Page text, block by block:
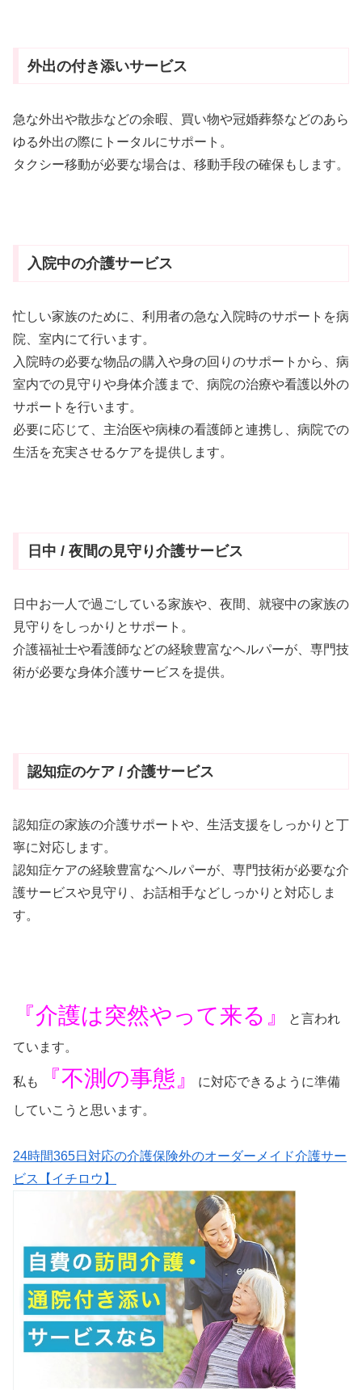
外出の付き添いサービス
急な外出や散歩などの余暇、買い物や冠婚葬祭などのあら
ゆる外出の際にトータルにサポート。
タクシー移動が必要な場合は、移動手段の確保もします。
入院中の介護サービス
忙しい家族のために、利用者の急な入院時のサポートを病
院、室内にて行います。
入院時の必要な物品の購入や身の回りのサポートから、病
室内での見守りや身体介護まで、病院の治療や看護以外の
サポートを行います。
必要に応じて、主治医や病棟の看護師と連携し、病院での
生活を充実させるケアを提供します。
日中 / 夜間の見守り介護サービス
日中お一人で過ごしている家族や、夜間、就寝中の家族の
見守りをしっかりとサポート。
介護福祉士や看護師などの経験豊富なヘルパーが、専門技
術が必要な身体介護サービスを提供。
認知症のケア / 介護サービス
認知症の家族の介護サポートや、生活支援をしっかりと丁
寧に対応します。
認知症ケアの経験豊富なヘルパーが、専門技術が必要な介
護サービスや見守り、お話相手などしっかりと対応しま
す。
『介護は突然やって来る』 と言われ
ています。
私も 『不測の事態』 に対応できるように準備
していこうと思います。
24時間365日対応の介護保険外のオーダーメイド介護サー
ビス【イチロウ】